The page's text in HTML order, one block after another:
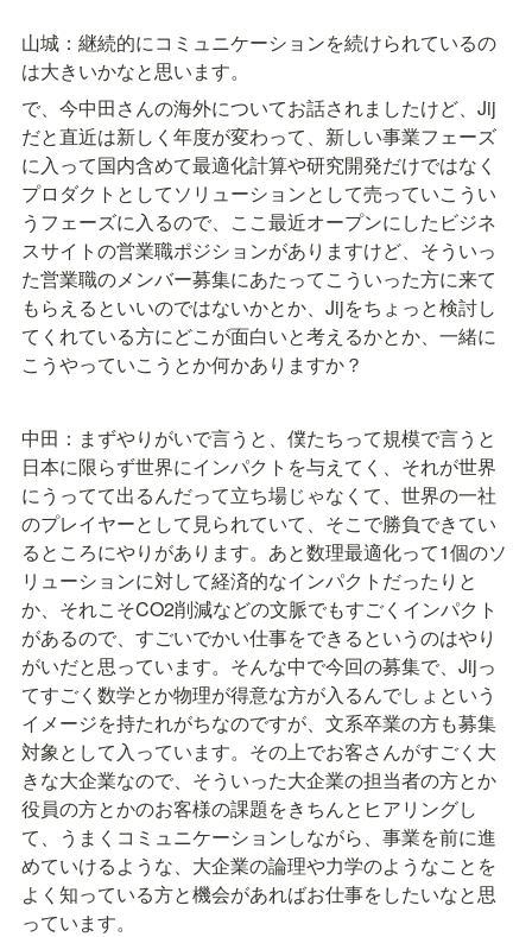
山城：継続的にコミュニケーションを続けられているの
は大きいかなと思います。
で、今中田さんの海外についてお話されましたけど、Jij
だと直近は新しく年度が変わって、新しい事業フェーズ
に入って国内含めて最適化計算や研究開発だけではなく
プロダクトとしてソリューションとして売っていこうい
うフェーズに入るので、ここ最近オープンにしたビジネ
スサイトの営業職ポジションがありますけど、そういっ
た営業職のメンバー募集にあたってこういった方に来て
もらえるといいのではないかとか、Jijをちょっと検討し
てくれている方にどこが面白いと考えるかとか、一緒に
こうやっていこうとか何かありますか？
中田：まずやりがいで言うと、僕たちって規模で言うと
日本に限らず世界にインパクトを与えてく、それが世界
にうってて出るんだって立ち場じゃなくて、世界の一社
のプレイヤーとして見られていて、そこで勝負できてい
るところにやりがあります。あと数理最適化って1個のソ
リューションに対して経済的なインパクトだったりと
か、それこそCO2削減などの文脈でもすごくインパクト
があるので、すごいでかい仕事をできるというのはやり
がいだと思っています。そんな中で今回の募集で、Jijっ
てすごく数学とか物理が得意な方が入るんでしょという
イメージを持たれがちなのですが、文系卒業の方も募集
対象として入っています。その上でお客さんがすごく大
きな大企業なので、そういった大企業の担当者の方とか
役員の方とかのお客様の課題をきちんとヒアリングし
て、うまくコミュニケーションしながら、事業を前に進
めていけるような、大企業の論理や力学のようなことを
よく知っている方と機会があればお仕事をしたいなと思
っています。